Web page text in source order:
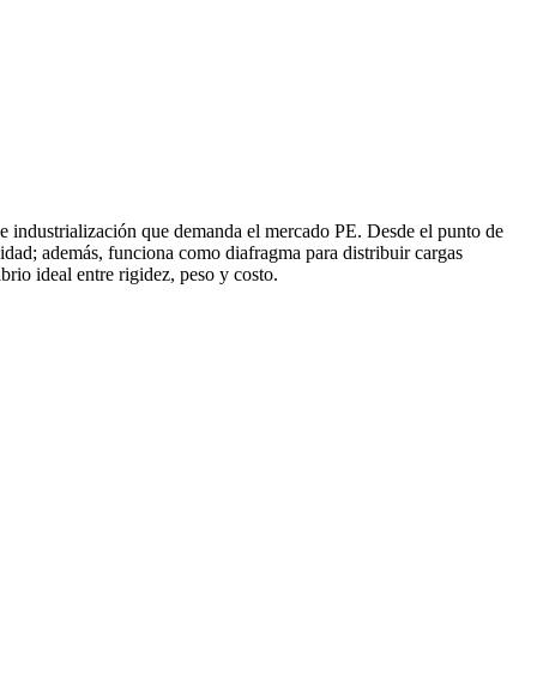
que demanda el mercado PE. Desde el punto de
además, funciona como diafragma para distribuir cargas
ideal entre rigidez, peso y costo.